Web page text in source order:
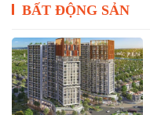
BẤT ĐỘNG SẢN